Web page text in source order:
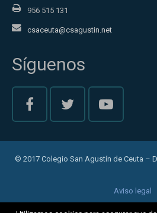
956 515 131
csaceuta@csagustin.net
Síguenos
© 2017 Colegio San Agustín de Ceuta –
Aviso legal
Política de